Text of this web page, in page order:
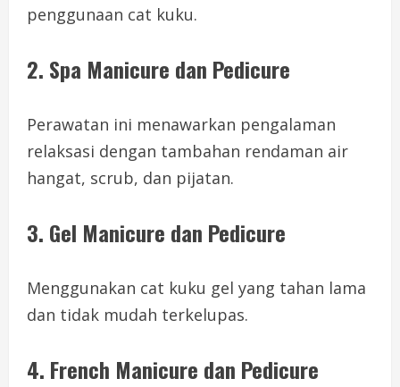
penggunaan cat kuku.
2. Spa Manicure dan Pedicure
Perawatan ini menawarkan pengalaman
relaksasi dengan tambahan rendaman air
hangat, scrub, dan pijatan.
3. Gel Manicure dan Pedicure
Menggunakan cat kuku gel yang tahan lama
dan tidak mudah terkelupas.
4. French Manicure dan Pedicure